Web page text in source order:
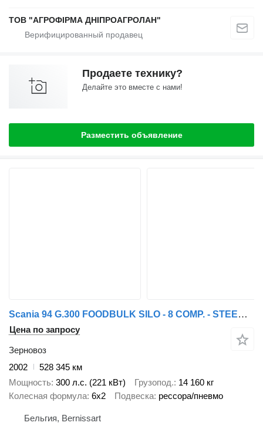
ТОВ "АГРОФІРМА ДНІПРОАГРОЛАН"
Продаете технику?
Делайте это вместе с нами!
Разместить объявление
Scania 94 G.300 FOODBULK SILO - 8 COMP. - STEERING AXLE
Цена по запросу
Зерновоз
2002
528 345 км
Мощность 300 л.с. (221 кВт) Грузопод. 14 160 кг
Колесная формула 6x2 Подвеска рессора/пневмо
Бельгия, Bernissart